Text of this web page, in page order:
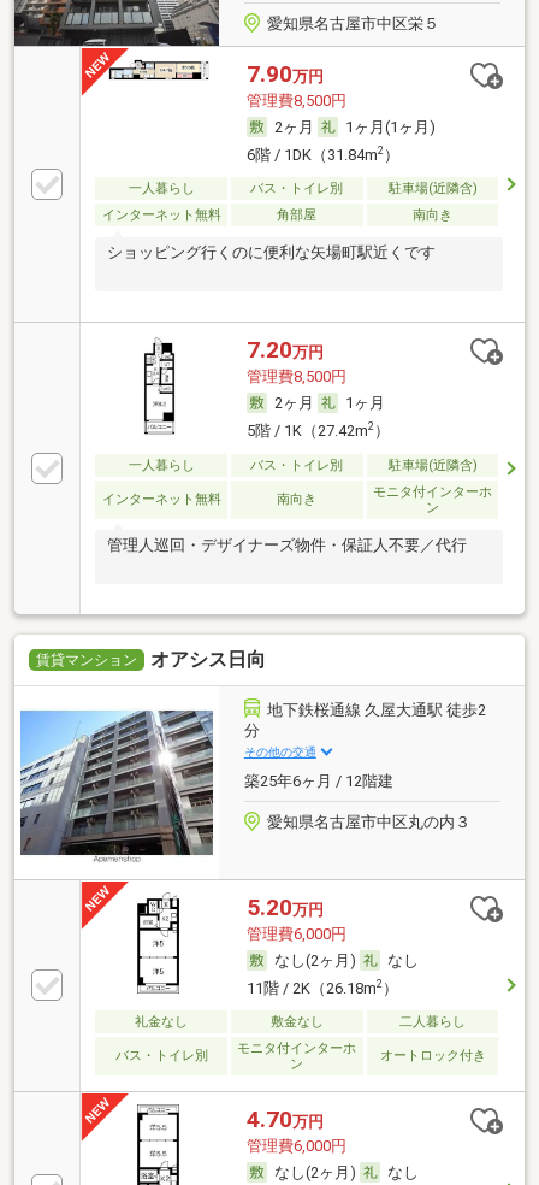
愛知県名古屋市中区栄５
7.90万円
管理費8,500円
2ヶ月
1ヶ月(1ヶ月)
6階 / 1DK（31.84m2）
一人暮らし バス・トイレ別
駐車場(近隣含)
インターネット無料
角部屋 南向き
ショッピング行くのに便利な矢場町駅近くです
7.20万円
管理費8,500円
2ヶ月
1ヶ月
5階 / 1K（27.42m2）
一人暮らし バス・トイレ別 駐車場(近隣含)
インターネット無料 南向き
モニタ付インターホ
ン
管理人巡回・デザイナーズ物件・保証人不要／代行
賃貸マンション オアシス日向
地下鉄桜通線 久屋大通駅 徒歩2
分
その他の交通
築25年6ヶ月 / 12階建
愛知県名古屋市中区丸の内３
5.20万円
管理費6,000円
なし(2ヶ月)
なし
11階 / 2K（26.18m2）
礼金なし 敷金なし 二人暮らし
バス・トイレ別
モニタ付インターホ
ン
オートロック付き
4.70万円
管理費6,000円
なし(2ヶ月)
なし